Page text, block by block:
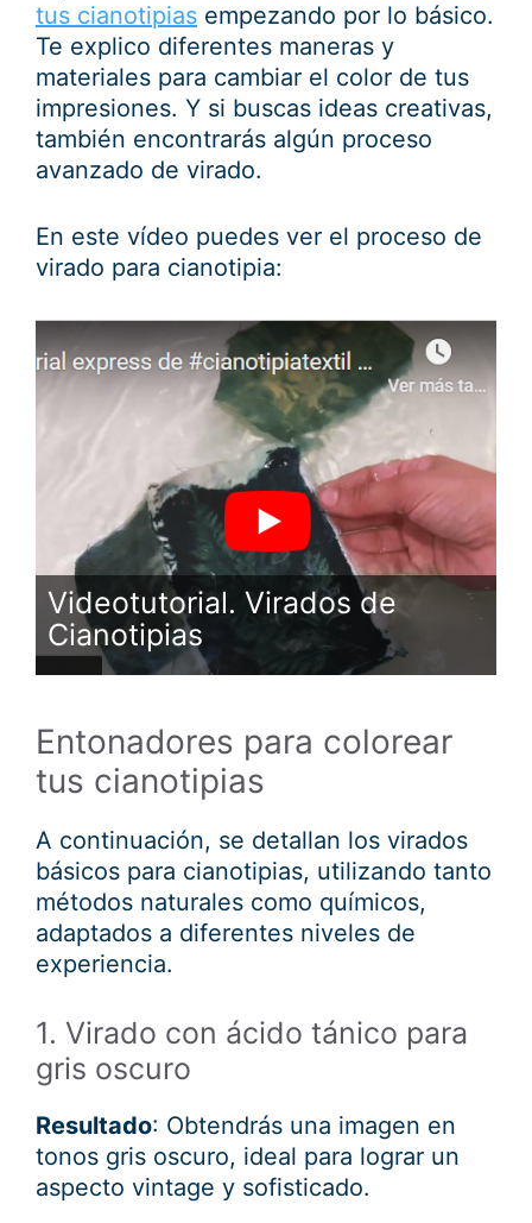
tus cianotipias empezando por lo básico.
Te explico diferentes maneras y
materiales para cambiar el color de tus
impresiones. Y si buscas ideas creativas,
también encontrarás algún proceso
avanzado de virado.
En este vídeo puedes ver el proceso de
virado para cianotipia:
Videotutorial. Virados de
Cianotipias
Entonadores para colorear
tus cianotipias
A continuación, se detallan los virados
básicos para cianotipias, utilizando tanto
métodos naturales como químicos,
adaptados a diferentes niveles de
experiencia.
1. Virado con ácido tánico para
gris oscuro
Resultado: Obtendrás una imagen en
tonos gris oscuro, ideal para lograr un
aspecto vintage y sofisticado.